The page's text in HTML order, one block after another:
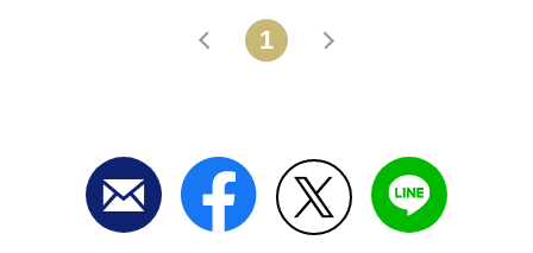
戻る
1
進む